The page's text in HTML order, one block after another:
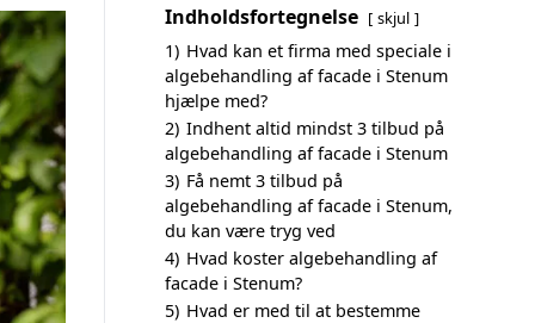
Indholdsfortegnelse skjul
1) Hvad kan et firma med speciale i
algebehandling af facade i Stenum
hjælpe med?
2) Indhent altid mindst 3 tilbud på
algebehandling af facade i Stenum
3) Få nemt 3 tilbud på
algebehandling af facade i Stenum,
du kan være tryg ved
4) Hvad koster algebehandling af
facade i Stenum?
5) Hvad er med til at bestemme